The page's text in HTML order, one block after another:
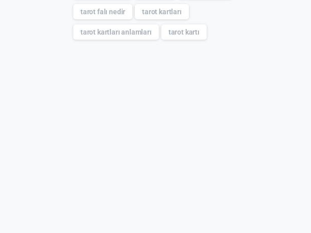
tarot falı nedir tarot kartları
tarot kartları anlamları tarot kartı